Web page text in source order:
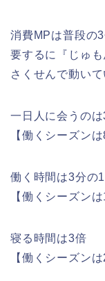
消費MPは普段の
要するに『じゅ
さくせんで動い
一日人に会うの
【働くシーズン
働く時間は3分の1
【働くシーズン
寝る時間は3倍
【働くシーズン